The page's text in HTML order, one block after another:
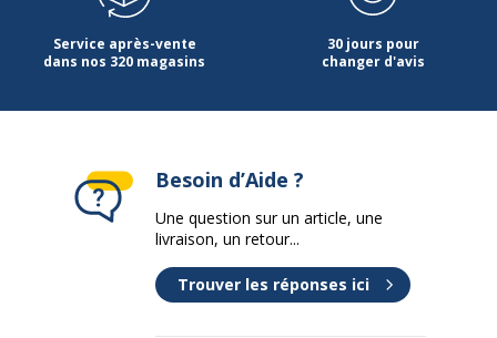
Service après-vente
dans nos 320 magasins
30 jours pour
changer d'avis
Besoin d’Aide ?
Une question sur un article, une
livraison, un retour...
Trouver les réponses ici